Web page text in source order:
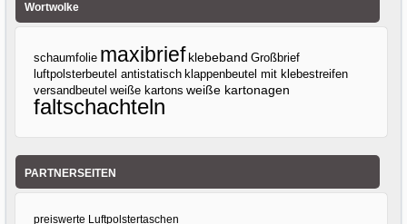
Wortwolke
schaumfolie maxibrief klebeband Großbrief
luftpolsterbeutel antistatisch klappenbeutel mit klebestreifen
versandbeutel weiße kartons weiße kartonagen
faltschachteln
PARTNERSEITEN
preiswerte Luftpolstertaschen